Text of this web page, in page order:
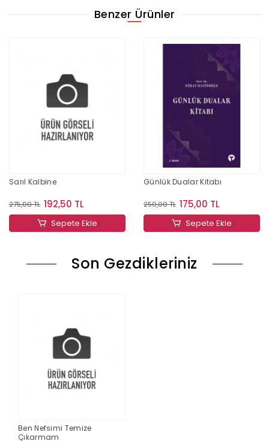
Benzer Ürünler
Sarıl Kalbine
275,00 TL 192,50 TL
Sepete Ekle
Günlük Dualar Kitabı
250,00 TL 175,00 TL
Sepete Ekle
Son Gezdikleriniz
Ben Nefsimi Temize
Çıkarmam